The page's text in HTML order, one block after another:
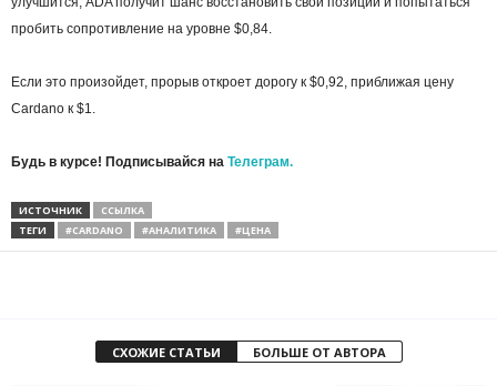
пробить сопротивление на уровне $0,84.
Если это произойдет, прорыв откроет дорогу к $0,92, приближая цену
Cardano к $1.
Будь в курсе! Подписывайся на Телеграм.
ИСТОЧНИК
ССЫЛКА
ТЕГИ
#CARDANO #АНАЛИТИКА #ЦЕНА
СХОЖИЕ СТАТЬИ БОЛЬШЕ ОТ АВТОРА